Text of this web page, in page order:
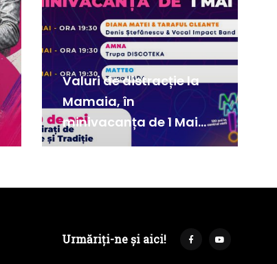
Valuri de distracție la
Mamaia, în
minivacanța de 1 Mai
2026
Urmăriți-ne și aici!